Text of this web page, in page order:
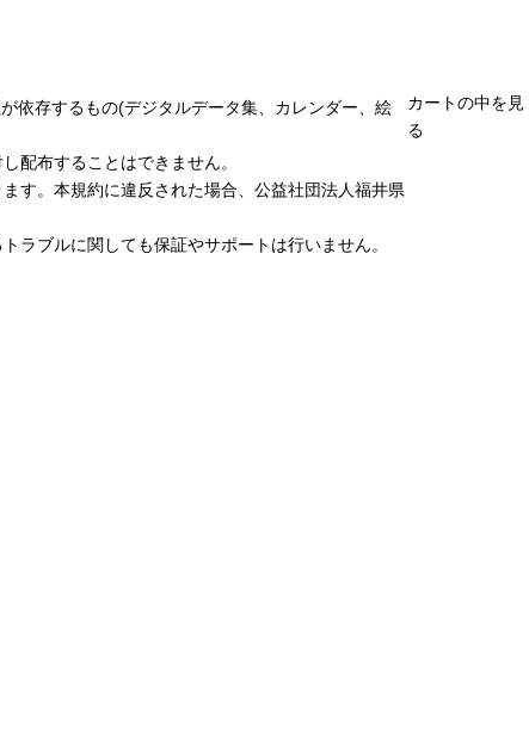
依存するもの(デジタルデータ集、カレンダー、絵
配布することはできません。
す。本規約に違反された場合、公益社団法人福井県
ラブルに関しても保証やサポートは行いません。
カートの中を見
る